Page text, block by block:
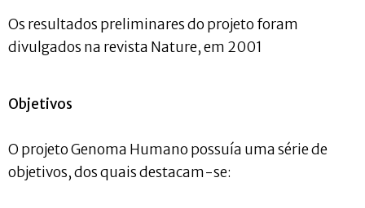
Os resultados preliminares do projeto foram
divulgados na revista Nature, em 2001
Objetivos
O projeto Genoma Humano possuía uma série de
objetivos, dos quais destacam-se: